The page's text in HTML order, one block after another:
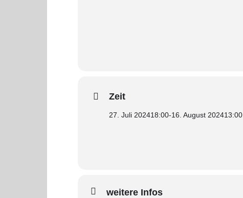
Zeit
27. Juli 202418:00-16. August 202413:00
weitere Infos